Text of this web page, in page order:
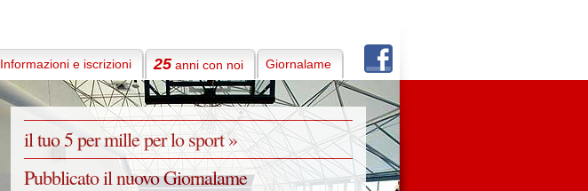
Informazioni e iscrizioni 25 anni con noi Giornalame
il tuo 5 per mille per lo sport »
Pubblicato il nuovo Giornalame